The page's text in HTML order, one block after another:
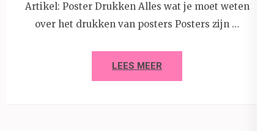
Artikel: Poster Drukken Alles wat je moet weten
over het drukken van posters Posters zijn …
LEES MEER